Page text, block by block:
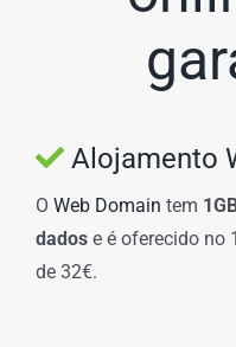
Alojamento
O Web Domain tem
dadose é oferecido no
de 32€.